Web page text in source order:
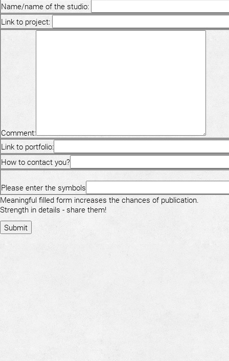
Name/name of the studio:
Link to project:
Comment:
Link to portfolio:
How to contact you?
Please enter the symbols
Meaningful filled form increases the chances of publication.
Strength in details - share them!